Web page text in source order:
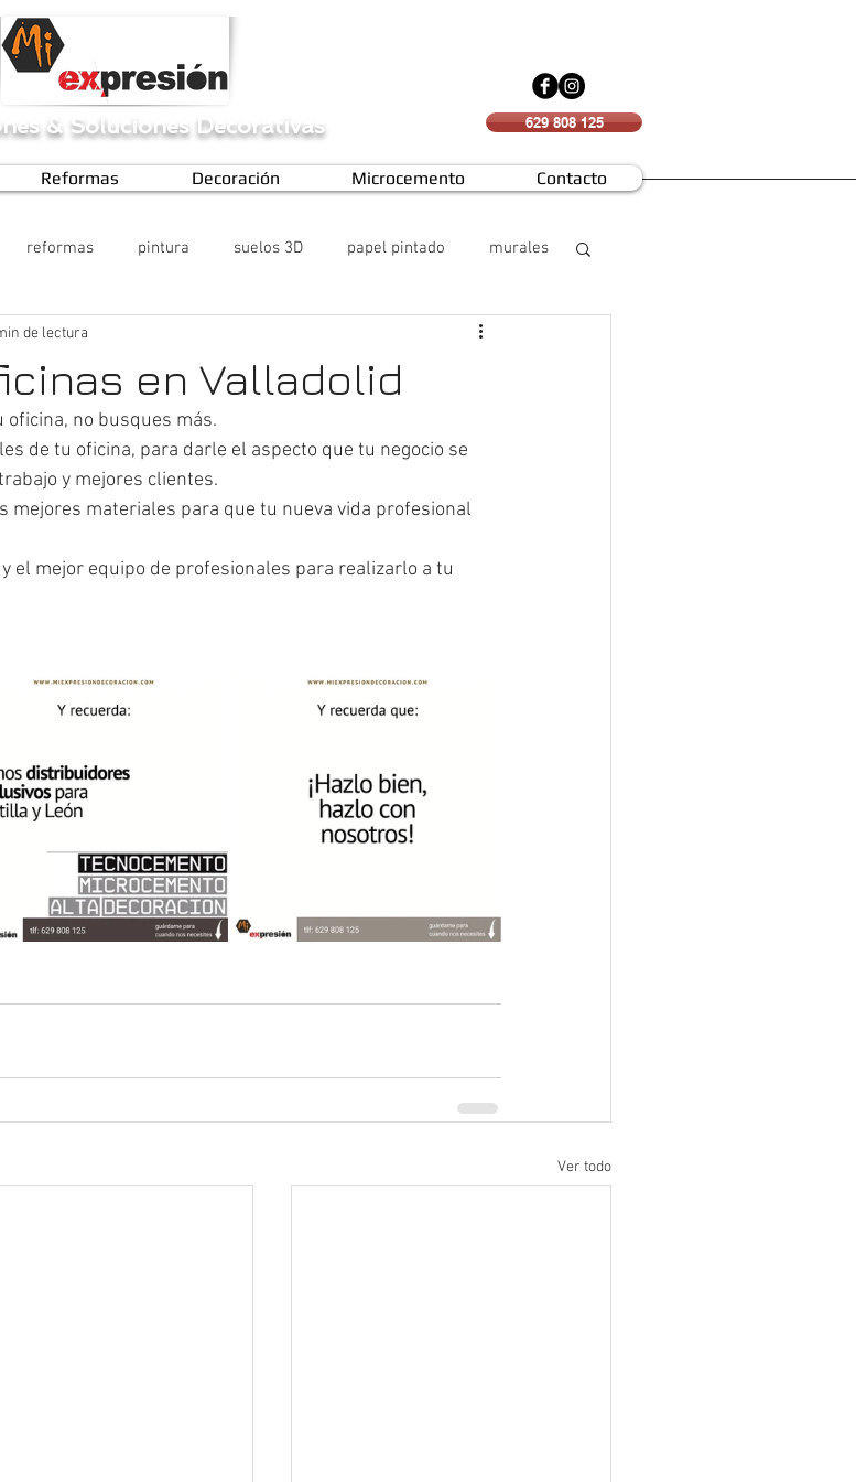
& Soluciones Decorativas 629 808 125
Reformas Decoración Microcemento Contacto
reformas pintura suelos 3D papel pintado murales
en Valladolid
de lectura
oficina, no busques más.
de tu oficina, para darle el aspecto que tu negocio se
y mejores clientes.
mejores materiales para que tu nueva vida profesional
el mejor equipo de profesionales para realizarlo a tu
Ver todo